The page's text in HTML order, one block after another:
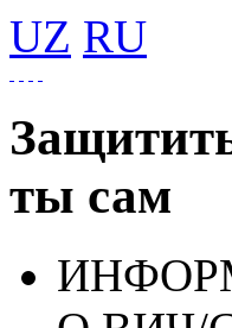
UZ RU
ты сам